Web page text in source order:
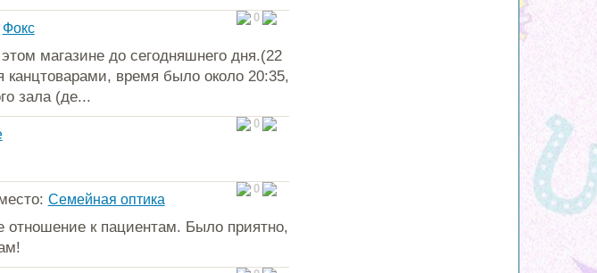
0
Фокс
магазине до сегодняшнего дня.(22
канцтоварами, время было около 20:35,
зала (де...
0
0
Семейная оптика
к пациентам. Было приятно,